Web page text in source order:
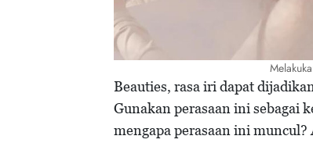
Beauties, rasa iri dapat
Gunakan perasaan ini sebagai
mengapa perasaan ini